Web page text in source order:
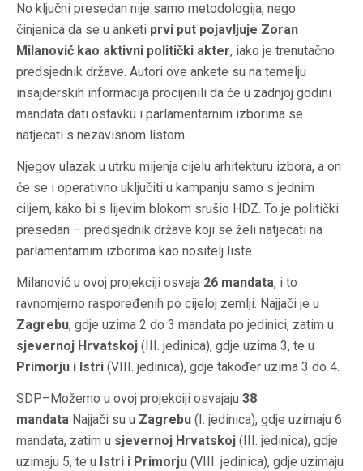
No ključni presedan nije samo metodologija, nego
činjenica da se u anketi prvi put pojavljuje Zoran
Milanović kao aktivni politički akter, iako je trenutačno
predsjednik države. Autori ove ankete su na temelju
insajderskih informacija procijenili da će u zadnjoj godini
mandata dati ostavku i parlamentarnim izborima se
natjecati s nezavisnom listom.
Njegov ulazak u utrku mijenja cijelu arhitekturu izbora, a on
će se i operativno uključiti u kampanju samo s jednim
ciljem, kako bi s lijevim blokom srušio HDZ. To je politički
presedan – predsjednik države koji se želi natjecati na
parlamentarnim izborima kao nositelj liste.
Milanović u ovoj projekciji osvaja 26 mandata, i to
ravnomjerno raspoređenih po cijeloj zemlji. Najjači je u
Zagrebu, gdje uzima 2 do 3 mandata po jedinici, zatim u
sjevernoj Hrvatskoj (III. jedinica), gdje uzima 3, te u
Primorju i Istri (VIII. jedinica), gdje također uzima 3 do 4.
SDP–Možemo u ovoj projekciji osvajaju 38
mandata Najjači su u Zagrebu (I. jedinica), gdje uzimaju 6
mandata, zatim u sjevernoj Hrvatskoj (III. jedinica), gdje
uzimaju 5, te u Istri i Primorju (VIII. jedinica), gdje uzimaju